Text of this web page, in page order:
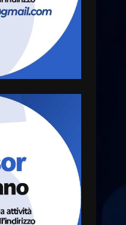
Fasano è
17:30
azione nelle
“Noi
B”
06:15